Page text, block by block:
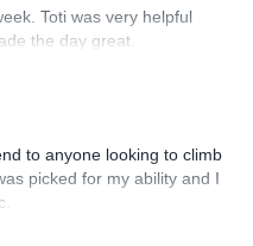
Toti was very helpful
the day great.
to anyone looking to climb
picked for my ability and I